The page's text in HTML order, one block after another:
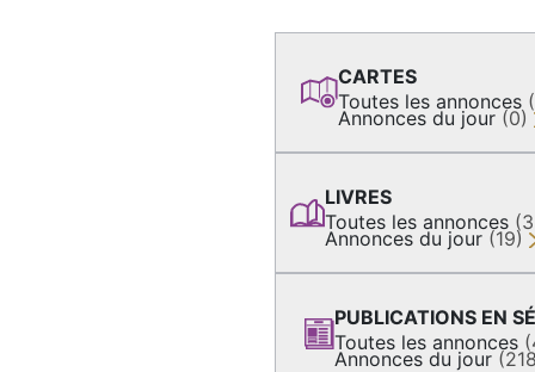
CARTES
Toutes les annonces
Annonces du jour (0)
LIVRES
Toutes les annonces
Annonces du jour (19)
PUBLICATIONS EN
Toutes les annonces
Annonces du jour